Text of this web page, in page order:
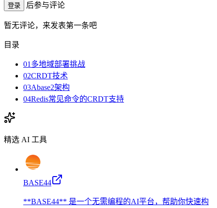
登录 后参与评论
暂无评论，来发表第一条吧
目录
01多地域部署挑战
02CRDT技术
03Abase2架构
04Redis常见命令的CRDT支持
精选 AI 工具
BASE44
**BASE44** 是一个无需编程的AI平台，帮助你快速构